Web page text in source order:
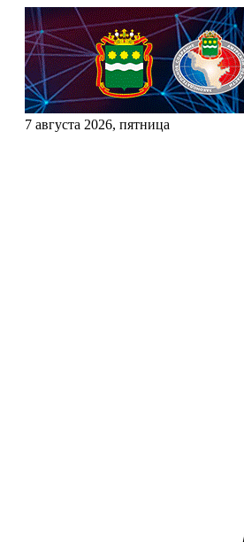
7 августа 2026, пятница